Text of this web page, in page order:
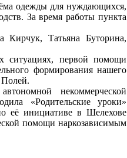
одежды для нуждающихся,
За время работы пункта
Кирчук, Татьяна Буторина,
ситуациях, первой помощи
формирования нашего
некоммерческой
«Родительские уроки»
её инициативе в Шелехове
помощи наркозависимым